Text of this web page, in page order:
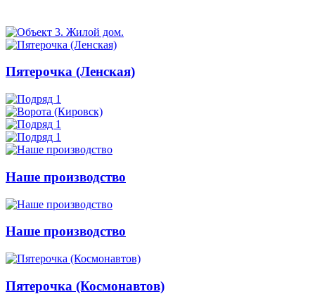
Пятерочка (Ленская)
Наше производство
Наше производство
Пятерочка (Космонавтов)